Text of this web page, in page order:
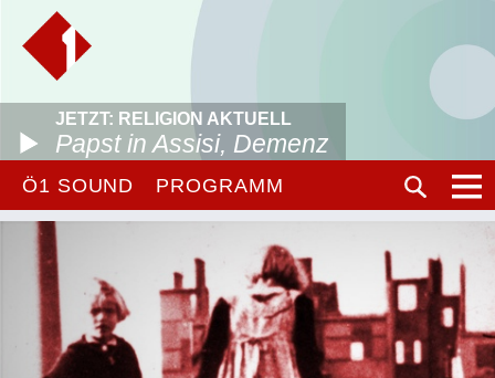
JETZT: RELIGION AKTUELL
Papst in Assisi, Demenz
Ö1 SOUND PROGRAMM